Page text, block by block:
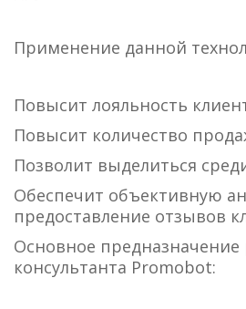
Применение данной
Повысит лояльность
Повысит количество
Позволит выделиться
Обеспечит объективную
предоставление отзывов
Основное предназначение
консультанта Promobot: